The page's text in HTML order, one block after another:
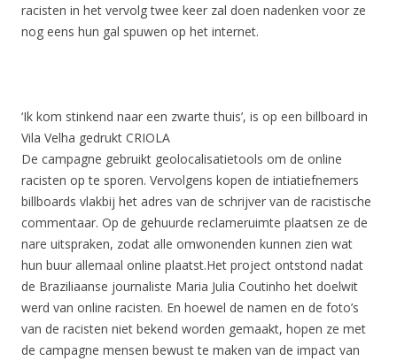
racisten in het vervolg twee keer zal doen nadenken voor ze
nog eens hun gal spuwen op het internet.
‘Ik kom stinkend naar een zwarte thuis’, is op een billboard in
Vila Velha gedrukt CRIOLA
De campagne gebruikt geolocalisatietools om de online
racisten op te sporen. Vervolgens kopen de intiatiefnemers
billboards vlakbij het adres van de schrijver van de racistische
commentaar. Op de gehuurde reclameruimte plaatsen ze de
nare uitspraken, zodat alle omwonenden kunnen zien wat
hun buur allemaal online plaatst.Het project ontstond nadat
de Braziliaanse journaliste Maria Julia Coutinho het doelwit
werd van online racisten. En hoewel de namen en de foto’s
van de racisten niet bekend worden gemaakt, hopen ze met
de campagne mensen bewust te maken van de impact van